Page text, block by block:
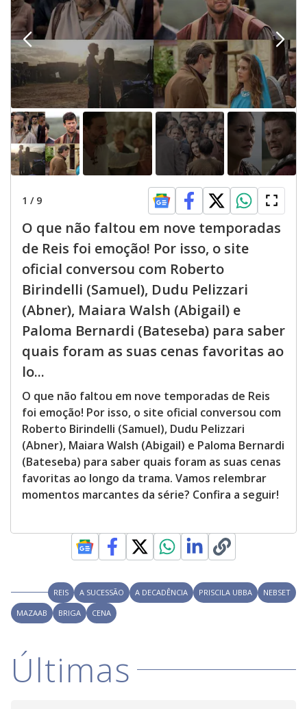
1 / 9
O que não faltou em nove temporadas
de Reis foi emoção! Por isso, o site
oficial conversou com Roberto
Birindelli (Samuel), Dudu Pelizzari
(Abner), Maiara Walsh (Abigail) e
Paloma Bernardi (Bateseba) para saber
quais foram as suas cenas favoritas ao
lo...
O que não faltou em nove temporadas de Reis
foi emoção! Por isso, o site oficial conversou com
Roberto Birindelli (Samuel), Dudu Pelizzari
(Abner), Maiara Walsh (Abigail) e Paloma Bernardi
(Bateseba) para saber quais foram as suas cenas
favoritas ao longo da trama. Vamos relembrar
momentos marcantes da série? Confira a seguir!
REIS A SUCESSÃO A DECADÊNCIA PRISCILA UBBA
NEBSET
MAZAAB
BRIGA CENA
Últimas